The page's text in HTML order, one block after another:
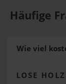
Häufige
Wie viel
LOSE